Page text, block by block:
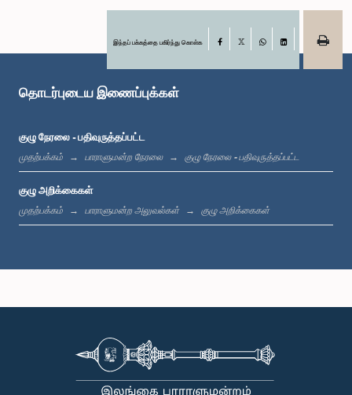
கௌரவ தாரக்க பாலசூரிய, பா.உ.
இந்தப் பக்கத்தை பகிர்ந்து கொள்க Facebook
LinkedIn
தொடர்புடைய இணைப்புக்கள்
குழு நேரலை - பதிவுருத்தப்பட்ட
முதற்பக்கம் பாராளுமன்ற நேரலை குழு நேரலை - பதிவுருத்தப்பட்ட
குழு அறிக்கைகள்
முதற்பக்கம் பாராளுமன்ற அலுவல்கள் குழு அறிக்கைகள்